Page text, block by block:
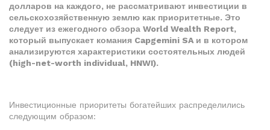
долларов на каждого, не рассматривают инвестиции в
сельскохозяйственную землю как приоритетные. Это
следует из ежегодного обзора World Wealth Report,
который выпускает комания Capgemini SA и в котором
анализируются характеристики состоятельных людей
(high-net-worth individual, HNWI).
Инвестиционные приоритеты богатейших распределились
следующим образом: